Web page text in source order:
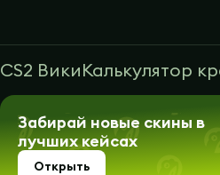
CS2 ВикиКалькулятор
Забирай новые скины в
лучших кейсах
Открыть